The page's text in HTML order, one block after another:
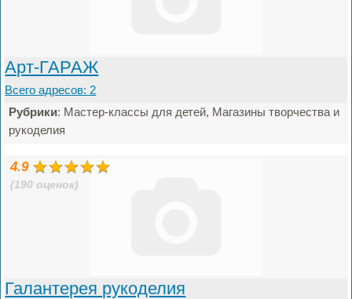
Арт-ГАРАЖ
Всего адресов: 2
Рубрики: Мастер-классы для детей, Магазины творчества и
рукоделия
4.9
(190 оценок)
Галантерея рукоделия